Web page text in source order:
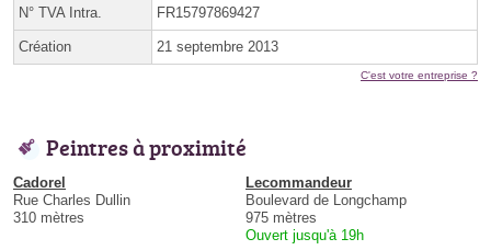
N° TVA Intra. FR15797869427
Création 21 septembre 2013
C'est votre entreprise ?
Peintres à proximité
Cadorel
Rue Charles Dullin
310 mètres
Lecommandeur
Boulevard de Longchamp
975 mètres
Ouvert jusqu'à 19h